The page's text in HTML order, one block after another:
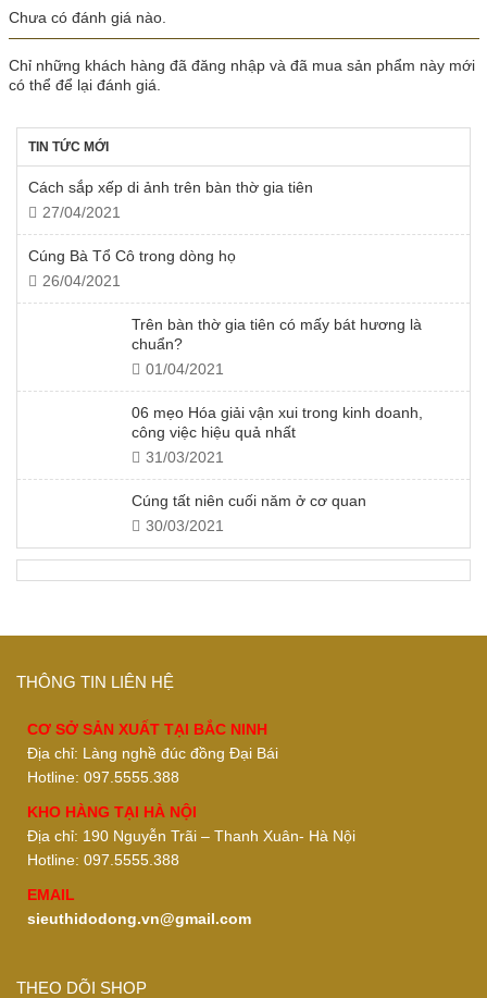
Chưa có đánh giá nào.
Chỉ những khách hàng đã đăng nhập và đã mua sản phẩm này mới
có thể để lại đánh giá.
TIN TỨC MỚI
Cách sắp xếp di ảnh trên bàn thờ gia tiên
27/04/2021
Cúng Bà Tổ Cô trong dòng họ
26/04/2021
Trên bàn thờ gia tiên có mấy bát hương là
chuẩn?
01/04/2021
06 mẹo Hóa giải vận xui trong kinh doanh,
công việc hiệu quả nhất
31/03/2021
Cúng tất niên cuối năm ở cơ quan
30/03/2021
THÔNG TIN LIÊN HỆ
CƠ SỞ SẢN XUẤT TẠI BẮC NINH
Địa chỉ: Làng nghề đúc đồng Đại Bái
Hotline: 097.5555.388
KHO HÀNG TẠI HÀ NỘI
Địa chỉ: 190 Nguyễn Trãi – Thanh Xuân- Hà Nội
Hotline: 097.5555.388
EMAIL
sieuthidodong.vn@gmail.com
THEO DÕI SHOP